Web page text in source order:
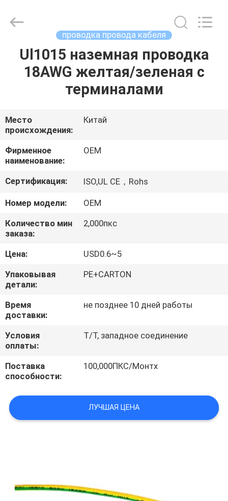
ДОМ
ПРОДУКТЫ
О
НАС
ПУТЕШЕСТВИЕ
ФАБРИКИ
ПРОВЕРКА
КАЧЕСТВА
СВЯЖИТЕСЬ
МЫ
НОВОСТИ
СЛУЧАИ
поставщик.
Copyright
highgain-
antenna.com.
проводка провода кабеля
Ul1015 наземная проводка
18AWG желтая/зеленая с
терминалами
Место
происхождения:
Китай
Фирменное
наименование:
OEM
Сертификация: ISO,UL CE，Rohs
Номер модели:
OEM
Количество мин
заказа:
2,000пкс
Цена:
USD0.6~5
Упаковывая
детали:
PE+CARTON
Время
доставки:
не позднее 10 дней работы
Условия
оплаты:
T/T, западное соединение
Поставка
способности:
100,000ПКС/Монтх
ЛУЧШАЯ ЦЕНА